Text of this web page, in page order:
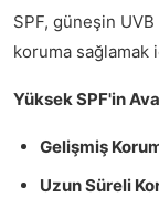
SPF, güneşin
koruma sağlamak
Yüksek SPF'in
Gelişmiş
Uzun Süreli